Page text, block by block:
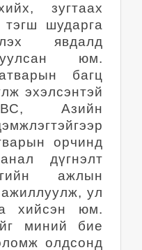
зугтаах
тэгш шударга
явдалд
юм.
багц
эхэлсэнтэй
Азийн
орчинд
дүгнэлт
ажлын
ажиллуулж, ул
хийсэн юм.
миний бие
олдсонд